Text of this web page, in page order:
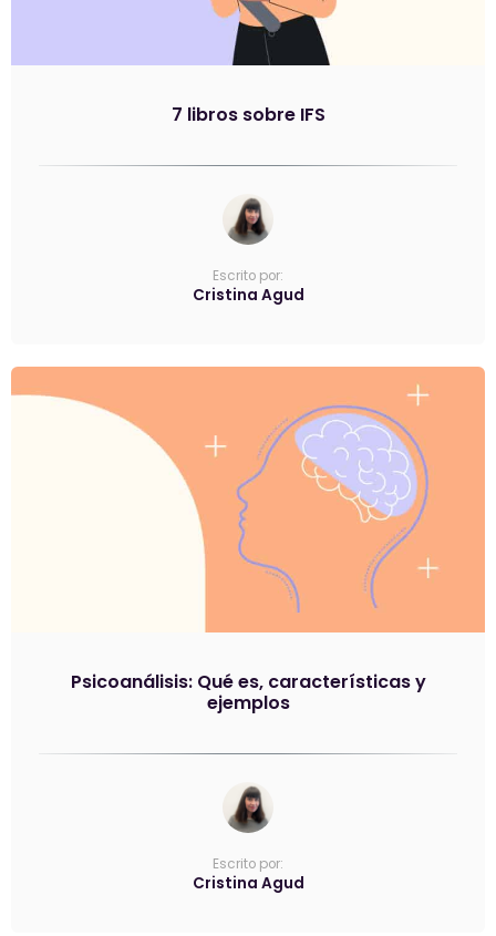
7 libros sobre IFS
Escrito por:
Cristina Agud
Psicoanálisis: Qué es, características y
ejemplos
Escrito por:
Cristina Agud